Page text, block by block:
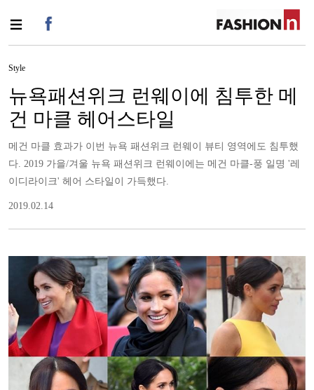
Style
뉴욕패션위크 런웨이에 침투한 메
건 마클 헤어스타일
메건 마클 효과가 이번 뉴욕 패션위크 런웨이 뷰티 영역에도 침투했
다. 2019 가을/겨울 뉴욕 패션위크 런웨이에는 메건 마클-풍 일명 '레
이디라이크' 헤어 스타일이 가득했다.
2019.02.14